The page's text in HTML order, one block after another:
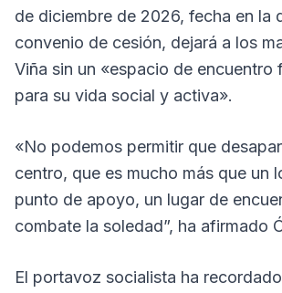
de diciembre de 2026, fecha en la
convenio de cesión, dejará a los
Viña sin un «espacio de encuentro
para su vida social y activa».
«No podemos permitir que
centro, que es mucho más que un
punto de apoyo, un lugar de
combate la soledad”, ha afirmado
El portavoz socialista ha